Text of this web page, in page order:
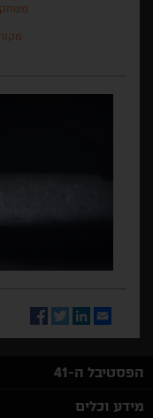
משחק
מקור
Email
LinkedIn
Twitter
Facebook
הפסטיבל ה-41
מידע וכלים